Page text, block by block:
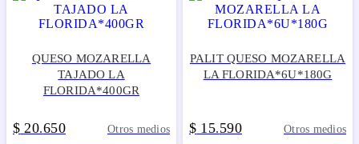
QUESO MOZARELLA
TAJADO LA
FLORIDA*400GR
$ 20.650 Otros medios
PALIT QUESO MOZARELLA
LA FLORIDA*6U*180G
$ 15.590 Otros medios